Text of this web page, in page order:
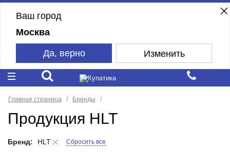
Ваш город
Москва
Да, верно Изменить
Главная страница Бренды
Продукция HLT
Бренд: HLT Сбросить все